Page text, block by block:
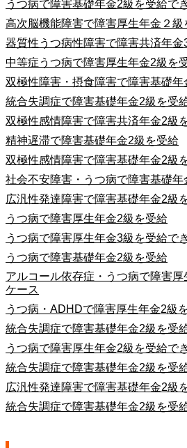
うつ病で障害基礎年金2級を受給で
高次脳機能障害で障害厚生年金２級
器質性うつ病性障害で障害共済年
中等症うつ病で障害厚生年金2級を
双極性障害・摂食障害で障害基礎
統合失調症で障害基礎年金2級を受
双極性感情障害で障害共済年金2級
精神遅滞で障害基礎年金2級を受給
双極性感情障害で障害基礎年金2級
社会不安障害・うつ病で障害基礎年
広汎性発達障害で障害基礎年金2級
うつ病で障害厚生年金2級を受給
うつ病で障害厚生年金3級を受給で
うつ病で障害基礎年金2級を受給
アルコール依存症・うつ病で障害
ケース
うつ病・ADHDで障害厚生年金2級
統合失調症で障害基礎年金2級を受
うつ病で障害厚生年金2級を受給で
統合失調症で障害基礎年金2級を受
広汎性発達障害で障害基礎年金2級
統合失調症で障害基礎年金2級を受